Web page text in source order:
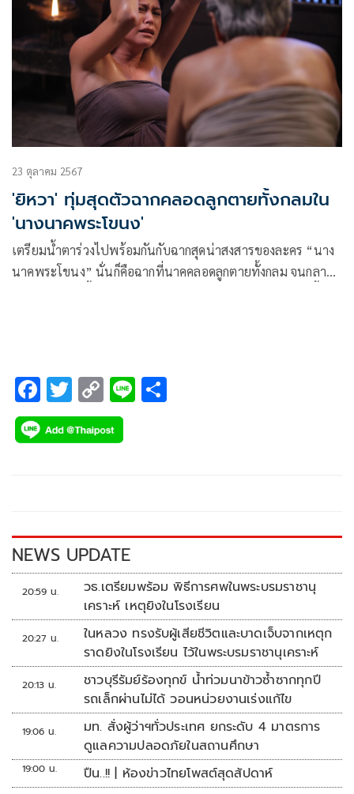
23 ตุลาคม 2567
'ยิหวา' ทุ่มสุดตัวฉากคลอดลูกตายทั้งกลมใน
'นางนาคพระโขนง'
เตรียมน้ำตาร่วงไปพร้อมกันกับฉากสุดน่าสงสารของละคร “นาง
นาคพระโขนง” นั่นก็คือฉากที่นาคคลอดลูกตายทั้งกลม จนกลาย
F
ac
e
k
T
wi
tt
C
o
p
k
Li
NEWS UPDATE
20:59 น.
วธ.เตรียมพร้อม พิธีการศพในพระบรมราชานุ
เคราะห์ เหตุยิงในโรงเรียน
20:27 น.
ในหลวง ทรงรับผู้เสียชีวิตและบาดเจ็บจากเหตุก
ราดยิงในโรงเรียน ไว้ในพระบรมราชานุเคราะห์
20:13 น.
ชาวบุรีรัมย์ร้องทุกข์ น้ำท่วมนาข้าวซ้ำซากทุกปี
รถเล็กผ่านไม่ได้ วอนหน่วยงานเร่งแก้ไข
19:06 น.
มท. สั่งผู้ว่าฯทั่วประเทศ ยกระดับ 4 มาตรการ
ดูแลความปลอดภัยในสถานศึกษา
19:00 น. ปืน..!! | ห้องข่าวไทยโพสต์สุดสัปดาห์